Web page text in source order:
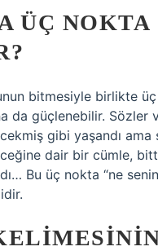
ÜÇ NOKTA
bitmesiyle birlikte üç
da güçlenebilir. Sözler
gibi yaşandı ama
dair bir cümle,
Bu üç nokta “ne